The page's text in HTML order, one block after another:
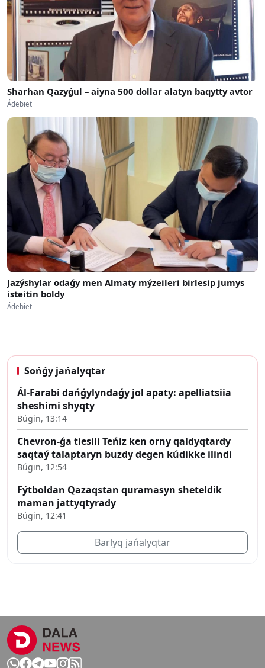
Sharhan Qazyǵul – aiyna 500 dollar alatyn baqytty avtor
Ádebiet
Jazýshylar odaǵy men Almaty mýzeileri birlesip jumys
isteitin boldy
Ádebiet
Sońǵy jańalyqtar
Ál-Farabi dańǵylyndaǵy jol apaty: apelliatsiia
sheshimi shyqty
Búgin, 13:14
Chevron-ǵa tiesili Teńiz ken orny qaldyqtardy
saqtaý talaptaryn buzdy degen kúdikke ilindi
Búgin, 12:54
Fýtboldan Qazaqstan quramasyn sheteldik
maman jattyqtyrady
Búgin, 12:41
Barlyq jańalyqtar